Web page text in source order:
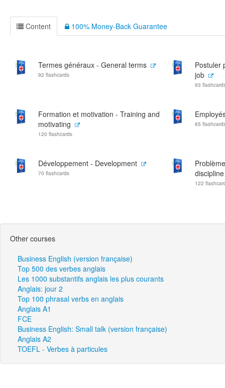
Content 100% Money-Back Guarantee
Termes généraux - General terms
92 flashcards
Postuler
job
93
Formation et motivation - Training and
motivating
120 flashcards
65
Développement - Development
70 flashcards
discipline
122
Other courses
Business English (version française)
Top 500 des verbes anglais
Les 1000 substantifs anglais les plus courants
Anglais: jour 2
Top 100 phrasal verbs en anglais
Anglais A1
FCE
Business English: Small talk (version française)
Anglais A2
TOEFL - Verbes à particules